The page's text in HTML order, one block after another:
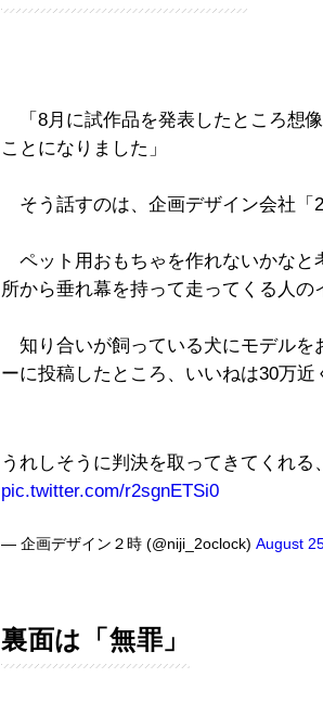
「8月に試作品を発表したところ想
ことになりました」
そう話すのは、企画デザイン会社「
ペット用おもちゃを作れないかなと
所から垂れ幕を持って走ってくる人の
知り合いが飼っている犬にモデルを
ーに投稿したところ、いいねは30万近
うれしそうに判決を取ってきてくれる
pic.twitter.com/r2sgnETSi0
— 企画デザイン２時 (@niji_2oclock) August
裏面は「無罪」